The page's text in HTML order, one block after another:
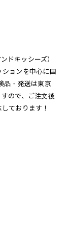
ドキッシーズ）
ョンを中心に国
品・発送は東京
ので、ご注文後
ております！